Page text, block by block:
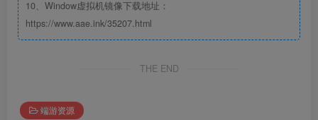
10、Window虚拟机镜像下载地址：
https://www.aae.ink/35207.html
THE END
端游资源